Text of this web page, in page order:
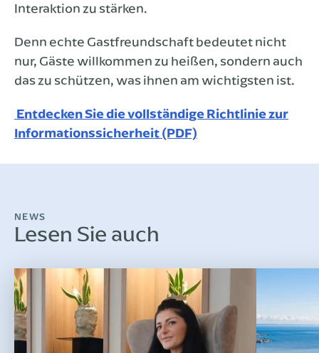
Interaktion zu stärken.
Denn echte Gastfreundschaft bedeutet nicht
nur, Gäste willkommen zu heißen, sondern auch
das zu schützen, was ihnen am wichtigsten ist.
Entdecken Sie die vollständige Richtlinie zur
Informationssicherheit (PDF)
NEWS
Lesen Sie auch